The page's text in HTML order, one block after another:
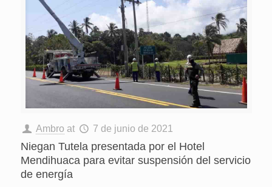
Ambro at 7 de junio de 2021
Niegan Tutela presentada por el Hotel
Mendihuaca para evitar suspensión del servicio
de energía